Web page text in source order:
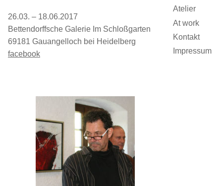
26.03. – 18.06.2017
Bettendorffsche Galerie Im Schloßgarten
69181 Gauangelloch bei Heidelberg
facebook
Atelier
At work
Kontakt
Impressum